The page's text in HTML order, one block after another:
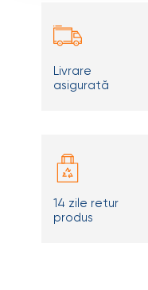
Livrare
asigurată
14 zile retur
produs